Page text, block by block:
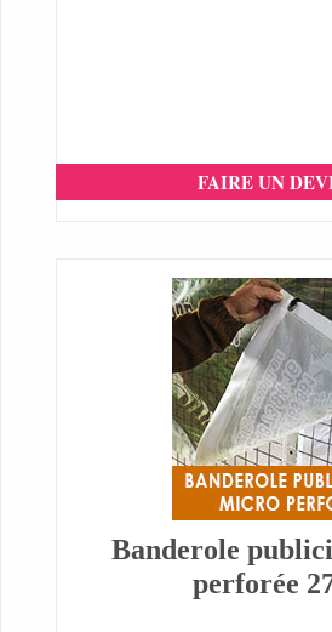
FAIRE UN
Banderole
perforée